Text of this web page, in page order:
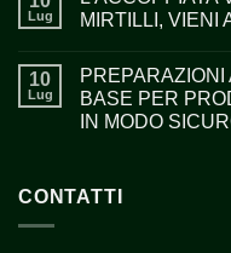
Lug
MIRTILLI, VIENI
10
Lug
BASE PER
IN MODO
CONTATTI